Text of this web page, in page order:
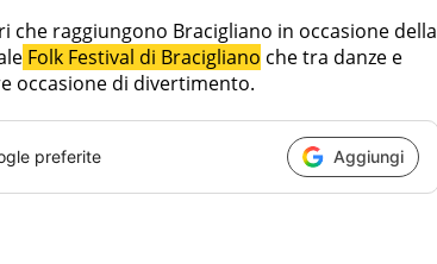
che raggiungono Bracigliano in occasione della
Folk Festival di Bracigliano che tra danze e
occasione di divertimento.
preferite Aggiungi